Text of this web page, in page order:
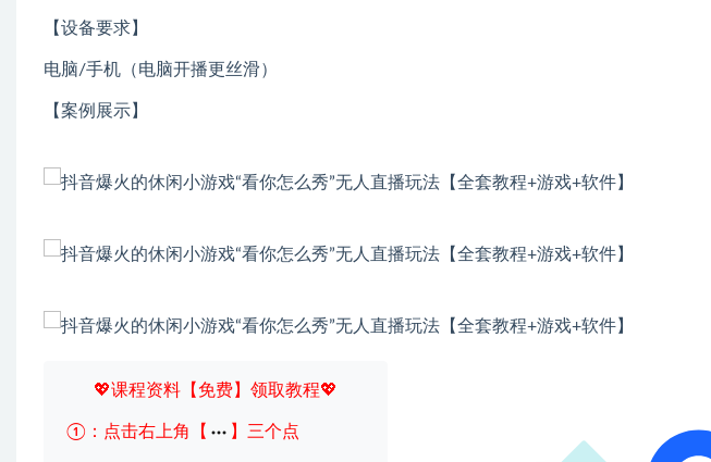
【设备要求】
电脑/手机（电脑开播更丝滑）
【案例展示】
💖课程资料【免费】领取教程💖
①：点击右上角【 】三个点